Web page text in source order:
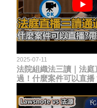
2025-07-11
法院組織法三讀｜法庭
過！什麼案件可以直播